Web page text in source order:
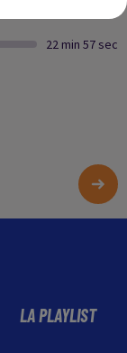
22 min 57 sec
LA PLAYLIST